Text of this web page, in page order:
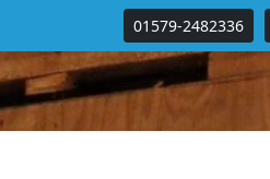
01579-2482336